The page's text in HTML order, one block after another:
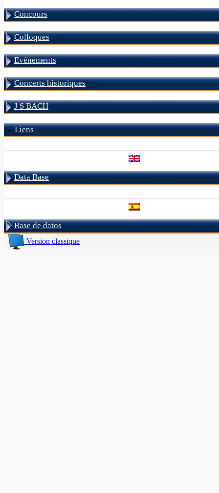
Concours
Colloques
Evénements
Concerts historiques
J S BACH
Liens
Data Base
Base de datos
Version classique